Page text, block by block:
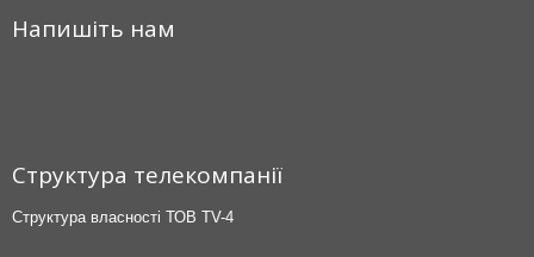
Напишіть нам
Структура телекомпанії
Структура власності ТОВ TV-4